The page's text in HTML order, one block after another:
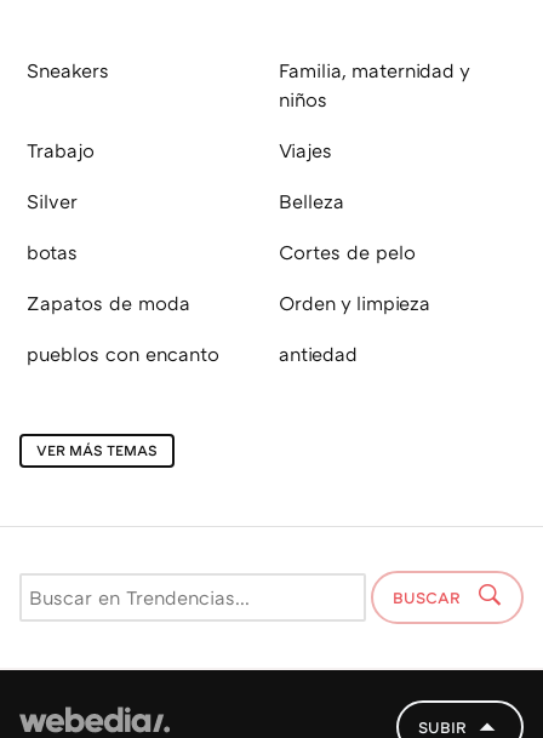
Sneakers
Familia, maternidad y
niños
Trabajo Viajes
Silver Belleza
botas Cortes de pelo
Zapatos de moda Orden y limpieza
pueblos con encanto antiedad
VER MÁS TEMAS
BUSCAR
SUBIR